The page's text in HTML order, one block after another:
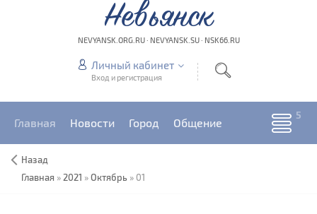
Невьянск
NEVYANSK.ORG.RU · NEVYANSK.SU · NSK66.RU
Личный кабинет
Вход и регистрация
Главная Новости Город Общение
Назад
Главная » 2021 »Октябрь » 01